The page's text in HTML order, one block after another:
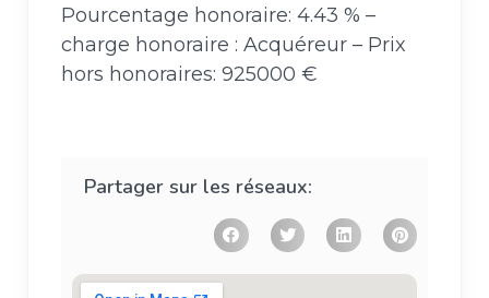
Pourcentage honoraire: 4.43 % –
charge honoraire : Acquéreur – Prix
hors honoraires: 925000 €
Partager sur les réseaux: